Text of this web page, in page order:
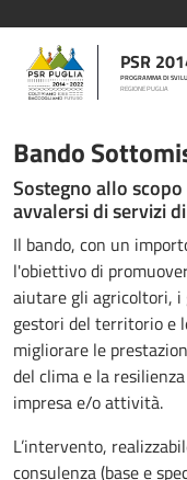
PSR
PROGRAMMA DI
REGIONE PUGLIA
Bando
Bando
Sostegno allo
avvalersi di servizi
Il bando, con un
l'obiettivo di
aiutare gli agricoltori,
gestori del territorio e
migliorare le
del clima e la
impresa e/o attività.
L’intervento,
consulenza (base e